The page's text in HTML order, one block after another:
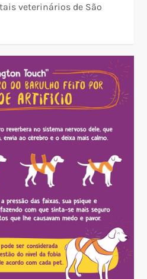
veterinários de São